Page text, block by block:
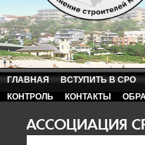
ГЛАВНАЯ ВСТУПИТЬ В СРО
КОНТРОЛЬ
КОНТАКТЫ
АССОЦИАЦИЯ